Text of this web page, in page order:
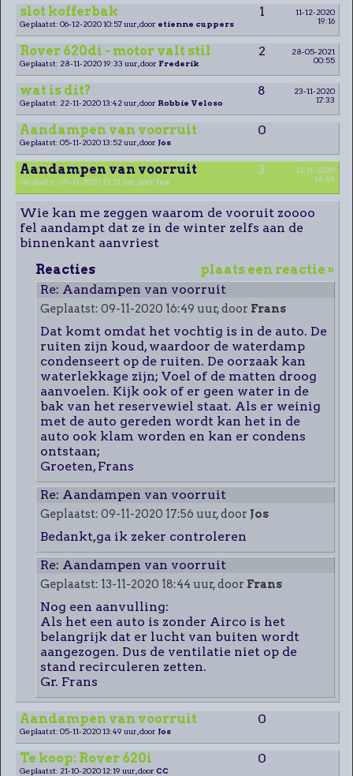
slot kofferbak 1
11-12-2020
19:16
Geplaatst: 06-12-2020 10:57 uur, door etienne cuppers
Rover 620di - motor valt stil 2
28-05-2021
00:55
Geplaatst: 28-11-2020 19:33 uur, door Frederik
wat is dit? 8
23-11-2020
17:33
Geplaatst: 22-11-2020 13:42 uur, door Robbie Veloso
Aandampen van voorruit 0
Geplaatst: 05-11-2020 13:52 uur, door Jos
Aandampen van voorruit 3
13-11-2020
18:44
Geplaatst: 05-11-2020 13:51 uur, door Jos
Wie kan me zeggen waarom de vooruit zoooo
fel aandampt dat ze in de winter zelfs aan de
binnenkant aanvriest
plaats een reactie »
Reacties
Re: Aandampen van voorruit
Geplaatst: 09-11-2020 16:49 uur, door Frans
Dat komt omdat het vochtig is in de auto. De
ruiten zijn koud, waardoor de waterdamp
condenseert op de ruiten. De oorzaak kan
waterlekkage zijn; Voel of de matten droog
aanvoelen. Kijk ook of er geen water in de
bak van het reservewiel staat. Als er weinig
met de auto gereden wordt kan het in de
auto ook klam worden en kan er condens
ontstaan;
Groeten, Frans
Re: Aandampen van voorruit
Geplaatst: 09-11-2020 17:56 uur, door Jos
Bedankt,ga ik zeker controleren
Re: Aandampen van voorruit
Geplaatst: 13-11-2020 18:44 uur, door Frans
Nog een aanvulling:
Als het een auto is zonder Airco is het
belangrijk dat er lucht van buiten wordt
aangezogen. Dus de ventilatie niet op de
stand recirculeren zetten.
Gr. Frans
Aandampen van voorruit 0
Geplaatst: 05-11-2020 13:49 uur, door Jos
Te koop: Rover 620i 0
Geplaatst: 21-10-2020 12:19 uur, door CC